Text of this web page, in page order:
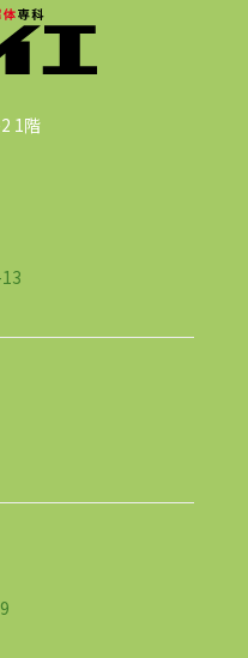
1階